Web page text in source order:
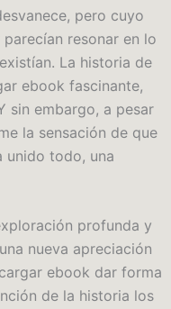
pero cuyo
resonar en lo
La historia de
ebook fascinante,
sin embargo, a pesar
la sensación de que
unido todo, una
profunda y
nueva apreciación
ebook dar forma
de la historia los